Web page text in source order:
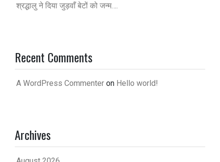
श्रद्धालु ने दिया जुड़वाँ बेटों को जन्म….
Recent Comments
A WordPress Commenter on Hello world!
Archives